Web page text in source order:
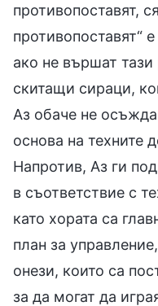
противопоставят,
противопоставят“
ако не вършат
скитащи сираци,
Аз обаче не
основа на техните
Напротив, Аз ги
в съответствие с
като хората са
план за
онези, които са
за да могат да